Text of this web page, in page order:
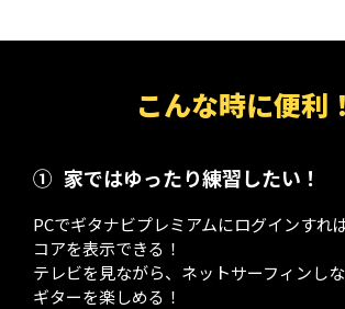
こんな時に便利！
① 家ではゆったり練習したい！
PCでギタナビプレミアムにログインすれ
コアを表示できる！
テレビを見ながら、ネットサーフィンし
ギターを楽しめる！